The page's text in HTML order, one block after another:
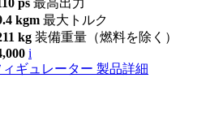
ps 最高出力
kgm 最大トルク
kg 装備重量（燃料を除く）
i
ィギュレーター 製品詳細